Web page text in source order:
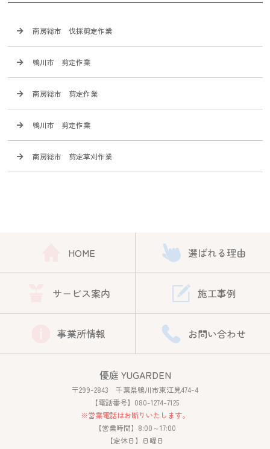
南房総市 伐採剪定作業
鴨川市 剪定作業
南房総市 剪定作業
鴨川市 剪定作業
南房総市 剪定草刈作業
HOME 選ばれる理由
サービス案内 施工事例
事業所情報 お問い合わせ
優庭 YUGARDEN
〒299-2843 千葉県鴨川市東江見474-4
【電話番号】080-1274-7125
※営業電話はお断りいたします。
【営業時間】8:00～17:00
【定休日】日曜日